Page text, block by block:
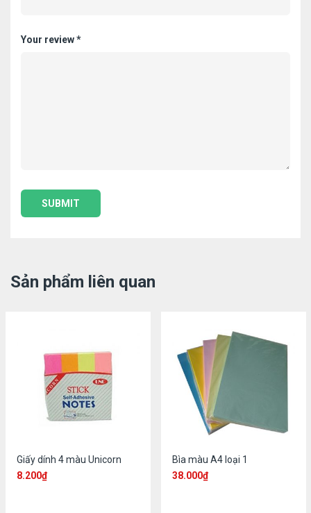
Your review*
Sản phẩm liên quan
Giấy dính 4 màu Unicorn
8.200₫
Bìa màu A4 loại 1
38.000₫